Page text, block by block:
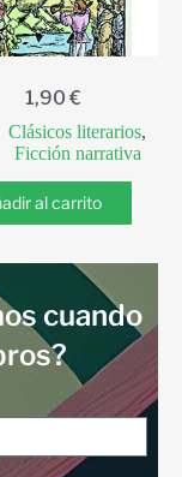
1,90 €
Clásicos literarios,
Ficción narrativa
al carrito
cuando